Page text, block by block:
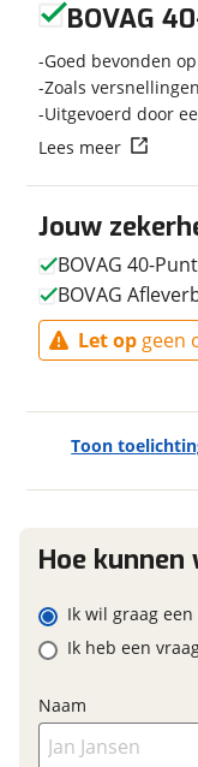
Techniek
Transmissie
Aandrijving
Framemateriaal
Kleur
Type remsysteem
Model remsysteem
Merk primair
E-bike
Motormerk
Type aandrijving
Toon
Nieuwe accu
goed mogelijk bij
Jouw
BOVAG 40-
BOVAG
Let op geen
BOVAG
Goed bevonden
Zoals
Uitgevoerd door
Lees meer
Hoe kunnen
Ik wil graag
Ik heb een
Naam